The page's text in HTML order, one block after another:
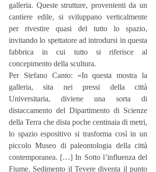
galleria. Queste strutture, provenienti da un
cantiere edile, si sviluppano verticalmente
per rivestire quasi del tutto lo spazio,
invitando lo spettatore ad introdursi in questa
fabbrica in cui tutto si riferisce al
concepimento della scultura.
Per Stefano Canto: «In questa mostra la
galleria, sita nei pressi della città
Universitaria, diviene una sorta di
distaccamento del Dipartimento di Scienze
della Terra che dista poche centinaia di metri,
lo spazio espositivo si trasforma così in un
piccolo Museo di paleontologia della città
contemporanea. […] In Sotto l’influenza del
Fiume. Sedimento il Tevere diventa il punto